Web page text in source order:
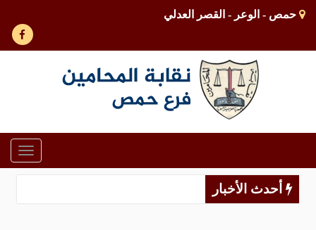
حمص - الوعر - القصر العدلي
أحدث الأخبار